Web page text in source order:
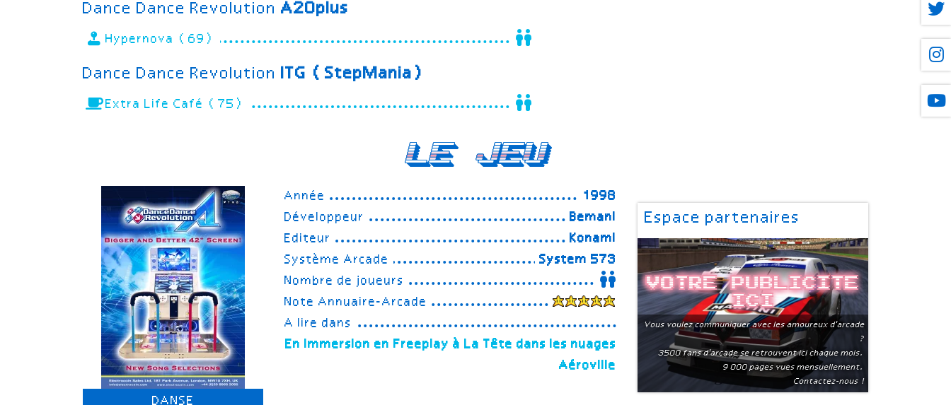
Dance Dance Revolution A20plus
Hypernova (69)
Dance Dance Revolution ITG (StepMania)
Extra Life Café (75)
Le Jeu
DANSE
Année
1998
Développeur
Bemani
Editeur
Konami
Système Arcade
System 573
Nombre de joueurs
Note Annuaire-Arcade
A lire dans
En immersion en Freeplay à La Tête dans les nuages
Aéroville
Espace partenaires
Votre publicite
ici
Vous voulez communiquer avec les amoureux d'arcade
?
3500 fans d'arcade se retrouvent ici chaque mois.
9 000 pages vues mensuellement.
Contactez-nous !